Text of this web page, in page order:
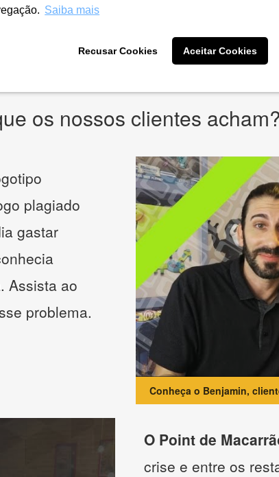
Saiba mais
Recusar Cookies Aceitar Cookies
CRIE SUA MARCA
* Prometemos não compartilhar e utilizar seus dados para enviar
qualquer tipo de SPAM. Confira asPolíticas de Privacidade.
os nossos clientes
plagiado
gastar
Assista ao
problema.
Conheça o Benjamin,
O Point de
crise e entre os